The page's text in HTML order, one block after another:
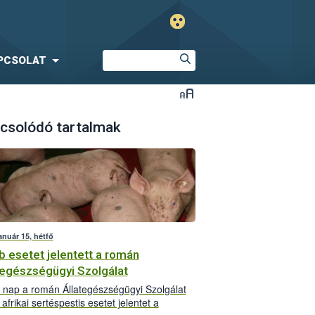
tartalmak
15, hétfő
esetet jelentett a román
Szolgálat
nap a román Állategészségügyi Szolgálat
sertéspestis esetet jelentet a